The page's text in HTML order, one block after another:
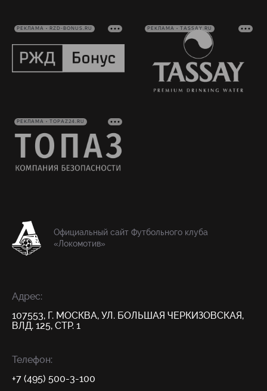
РЕКЛАМА • RZD-BONUS.RU РЕКЛАМА • TASSAY.RU
РЕКЛАМА • TOPAZ24.RU
Официальный сайт Футбольного клуба
«Локомотив»
Адрес:
107553, Г. МОСКВА, УЛ. БОЛЬШАЯ ЧЕРКИЗОВСКАЯ,
ВЛД. 125, СТР. 1
Телефон:
+7 (495) 500-3-100